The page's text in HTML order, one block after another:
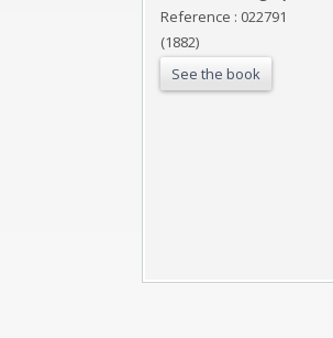
Reference : 022791
(1882)
See the book